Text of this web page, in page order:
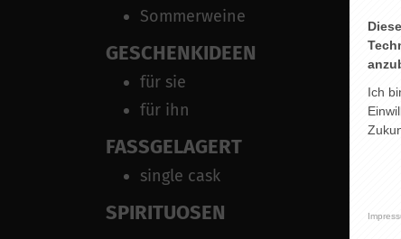
Sommerweine
GESCHENKIDEEN
für sie
für ihn
FASSGELAGERT
single cask
SPIRITUOSEN
Ich